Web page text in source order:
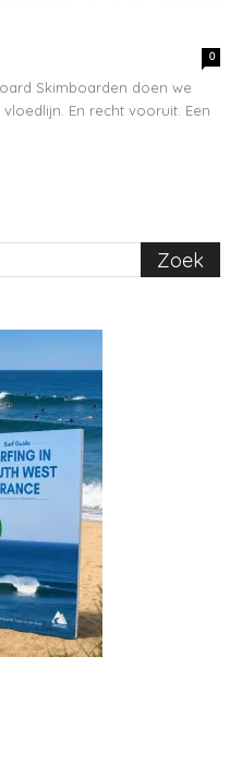
0
Skimboarden doen we
En recht vooruit. Een